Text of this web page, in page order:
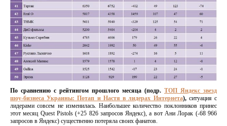
По сравнению с рейтингом прошлого месяца (подр. ТОП Яндекс звезд
шоу-бизнеса Украины: Потап и Настя в лидерах Интернета),ситуация с
лидерами совсем не изменилась. Наибольшее количество поклонников принес
этот месяц Quest Pistols (+25 826 запросов Яндекс), а вот Ани Лорак (-68 966
запросов в Яндекс) существенно потеряла своих фанатов.